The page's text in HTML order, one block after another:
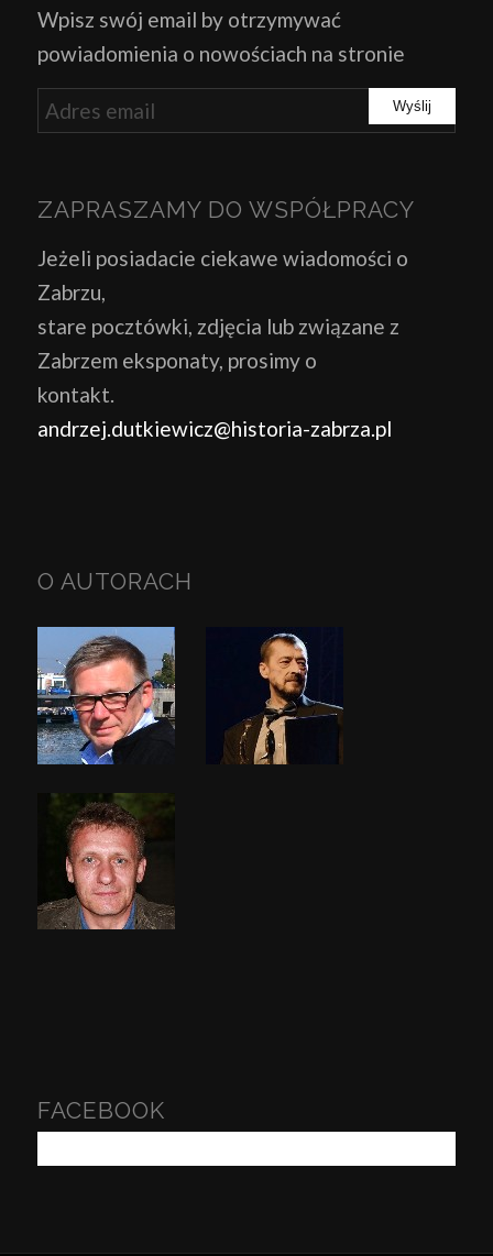
Wpisz swój email by otrzymywać
powiadomienia o nowościach na stronie
ZAPRASZAMY DO WSPÓŁPRACY
Jeżeli posiadacie ciekawe wiadomości o
Zabrzu,
stare pocztówki, zdjęcia lub związane z
Zabrzem eksponaty, prosimy o
kontakt.
andrzej.dutkiewicz@historia-zabrza.pl
O AUTORACH
FACEBOOK